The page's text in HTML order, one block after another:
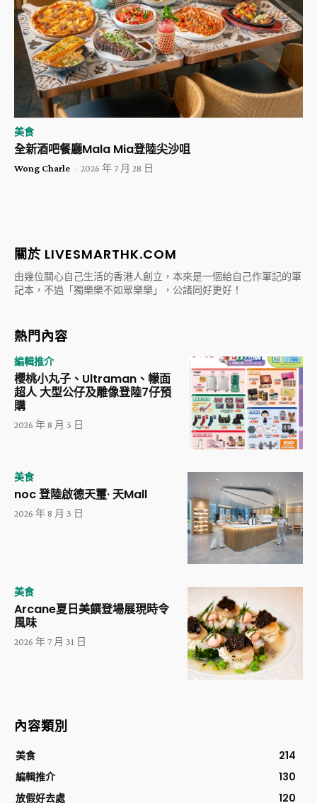
美食
全新酒吧餐廳Mala Mia登陸尖沙咀
Wong Charle - 2026 年 7 月 28 日
關於 LIVESMARTHK.COM
由幾位關心自己生活的香港人創立，本來是一個給自己作筆記的筆
記本，不過「獨樂樂不如眾樂樂」，公諸同好更好！
熱門內容
編輯推介
櫻桃小丸子、Ultraman、幪面
超人 大型公仔及雕像登陸7仔預
購
2026 年 8 月 5 日
美食
noc 登陸啟德天璽· 天Mall
2026 年 8 月 3 日
美食
Arcane夏日美饌登場展現時令
風味
2026 年 7 月 31 日
內容類別
美食
214
編輯推介
130
放假好去處
120